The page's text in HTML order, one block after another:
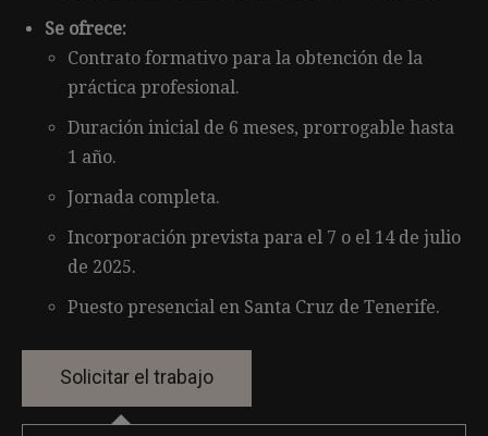
Se ofrece:
Contrato formativo para la obtención de la
práctica profesional.
Duración inicial de 6 meses, prorrogable hasta
1 año.
Jornada completa.
Incorporación prevista para el 7 o el 14 de julio
de 2025.
Puesto presencial en Santa Cruz de Tenerife.